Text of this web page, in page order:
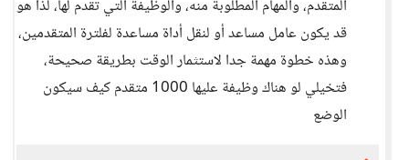
المتقدم، والمهام المطلوبة منه، والوظيفة التي تقدم لها، لذا هو
قد يكون عامل مساعد أو لنقل أداة مساعدة لفلترة المتقدمين،
وهذه خطوة مهمة جدا لاستثمار الوقت بطريقة صحيحة،
فتخيلي لو هناك وظيفة عليها 1000 متقدم كيف سيكون
الوضع